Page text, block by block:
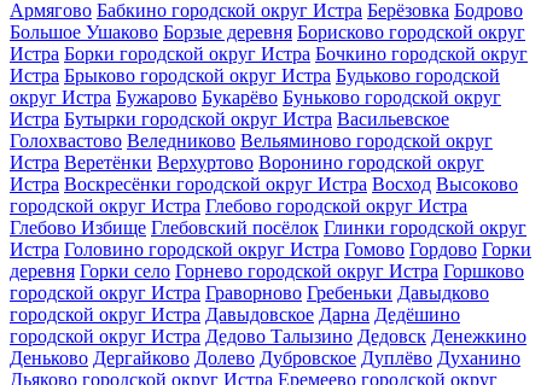
Армягово Бабкино городской округ Истра Берёзовка Бодрово
Большое Ушаково Борзые деревня Борисково городской округ
Истра Борки городской округ Истра Бочкино городской округ
Истра Брыково городской округ Истра Будьково городской
округ Истра Бужарово Букарёво Буньково городской округ
Истра Бутырки городской округ Истра Васильевское
Голохвастово Веледниково Вельяминово городской округ
Истра Веретёнки Верхуртово Воронино городской округ
Истра Воскресёнки городской округ Истра Восход Высоково
городской округ Истра Глебово городской округ Истра
Глебово Избище Глебовский посёлок Глинки городской округ
Истра Головино городской округ Истра Гомово Гордово Горки
деревня Горки село Горнево городской округ Истра Горшково
городской округ Истра Граворново Гребеньки Давыдково
городской округ Истра Давыдовское Дарна Дедёшино
городской округ Истра Дедово Талызино Дедовск Денежкино
Деньково Дергайково Долево Дубровское Дуплёво Духанино
Дьяково городской округ Истра Еремеево городской округ